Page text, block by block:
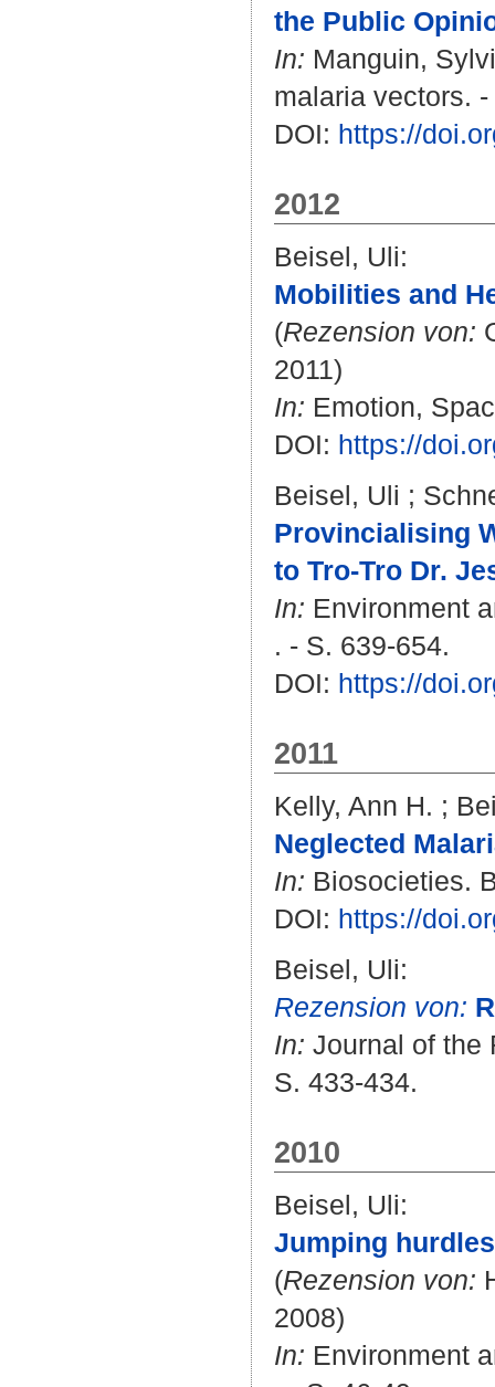
the Public
In: Manguin,
malaria vectors.
DOI: https://
2012
Beisel, Uli:
Mobilities and
(Rezension von:
2011)
In: Emotion,
DOI: https://
Beisel, Uli ;
Provincialising
to Tro-Tro Dr.
In: Environment
. - S. 639-654.
DOI: https://
2011
Kelly, Ann H. ;
Neglected
In: Biosocieties.
DOI: https://
Beisel, Uli:
Rezension von:
In: Journal of the
S. 433-434.
2010
Beisel, Uli:
Jumping
(Rezension von:
2008)
In: Environment